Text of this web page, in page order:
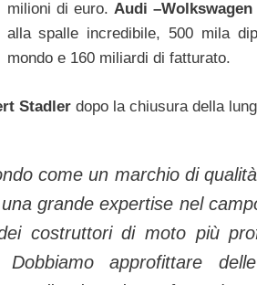
milioni di euro. Audi –Wolkswagen
alla spalle incredibile, 500 mila
mondo e 160 miliardi di fatturato.
Stadler dopo la chiusura della
come un marchio di
grande expertise nel
costruttori di moto più
approfittare